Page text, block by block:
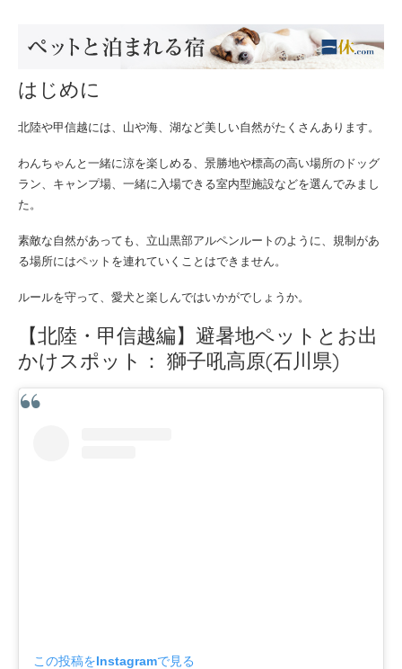
はじめに
北陸や甲信越には、山や海、湖など美しい自然がたくさんあります。
わんちゃんと一緒に涼を楽しめる、景勝地や標高の高い場所のドッグ
ラン、キャンプ場、一緒に入場できる室内型施設などを選んでみまし
た。
素敵な自然があっても、立山黒部アルペンルートのように、規制があ
る場所にはペットを連れていくことはできません。
ルールを守って、愛犬と楽しんではいかがでしょうか。
【北陸・甲信越編】避暑地ペットとお出
かけスポット： 獅子吼高原(石川県)
この投稿をInstagramで見る